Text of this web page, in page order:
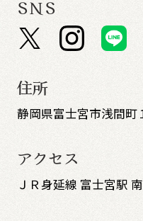
SNS
住所
静岡県富士宮市浅間町
アクセス
ＪＲ身延線 富士宮駅